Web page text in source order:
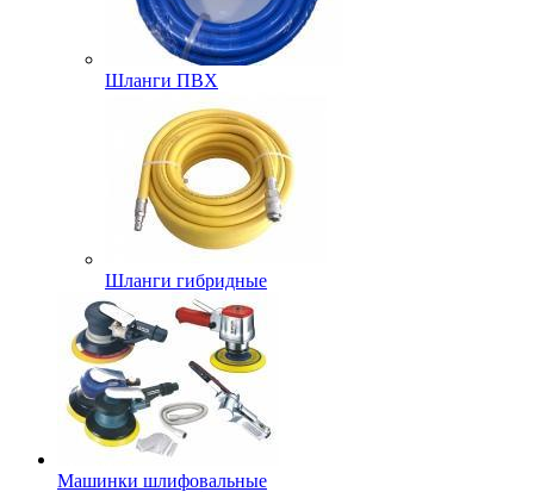
Шланги ПВХ
Шланги гибридные
Машинки шлифовальные